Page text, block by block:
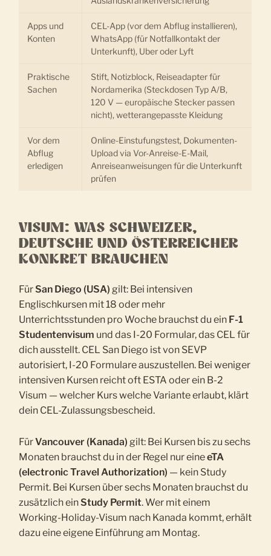
Apps und
Konten
CEL-App (vor dem Abflug installieren),
WhatsApp (für Notfallkontakt der
Unterkunft), Uber oder Lyft
Praktische
Sachen
Stift, Notizblock, Reiseadapter für
Nordamerika (Steckdosen Typ A/B,
120 V — europäische Stecker passen
nicht), wetterangepasste Kleidung
Vor dem
Abflug
erledigen
Online-Einstufungstest, Dokumenten-
Upload via Vor-Anreise-E-Mail,
Anreiseanweisungen für die Unterkunft
prüfen
VISUM: WAS SCHWEIZER,
DEUTSCHE UND ÖSTERREICHER
KONKRET BRAUCHEN
FürSan Diego (USA) gilt: Bei intensiven
Englischkursen mit 18 oder mehr
Unterrichtsstunden pro Woche brauchst du ein F-1
Studentenvisum und das I-20 Formular, das CEL für
dich ausstellt. CEL San Diego ist von SEVP
autorisiert, I-20 Formulare auszustellen. Bei weniger
intensiven Kursen reicht oft ESTA oder ein B-2
Visum — welcher Kurs welche Variante erlaubt, klärt
dein CEL-Zulassungsbescheid.
FürVancouver (Kanada) gilt: Bei Kursen bis zu sechs
Monaten brauchst du in der Regel nur eineeTA
(electronic Travel Authorization) — kein Study
Permit. Bei Kursen über sechs Monaten brauchst du
zusätzlich einStudy Permit. Wer mit einem
Working-Holiday-Visum nach Kanada kommt, erhält
dazu eine eigene Einführung am Montag.